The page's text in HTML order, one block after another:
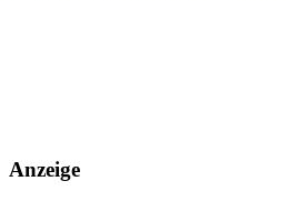
Anzeige